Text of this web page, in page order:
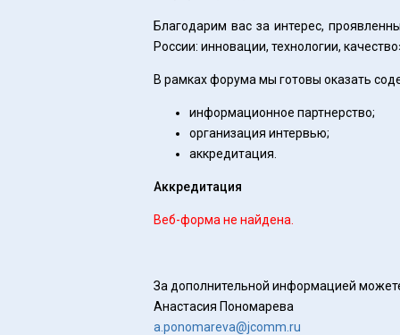
Благодарим вас за интерес,
России: инновации, технологии,
В рамках форума мы готовы оказать
информационное партнерство;
организация интервью;
аккредитация.
Аккредитация
Веб-форма не найдена.
За дополнительной информацией
Анастасия Пономарева
a.ponomareva@jcomm.ru